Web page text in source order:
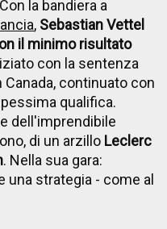
Con la bandiera a
, Sebastian Vettel
il minimo risultato
con la sentenza
continuato con
qualifica.
dell'imprendibile
di un arzillo Leclerc
. Nella sua gara:
una strategia - come al